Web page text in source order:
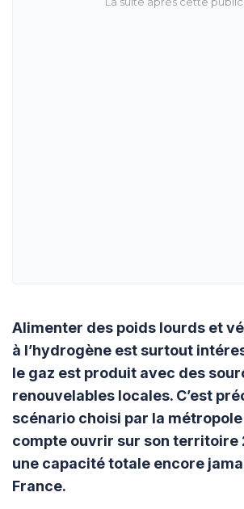
Alimenter des poids lourds et
à l’hydrogène est surtout
le gaz est produit avec des
renouvelables locales. C’est
scénario choisi par la
compte ouvrir sur son territoire
une capacité totale encore
France.